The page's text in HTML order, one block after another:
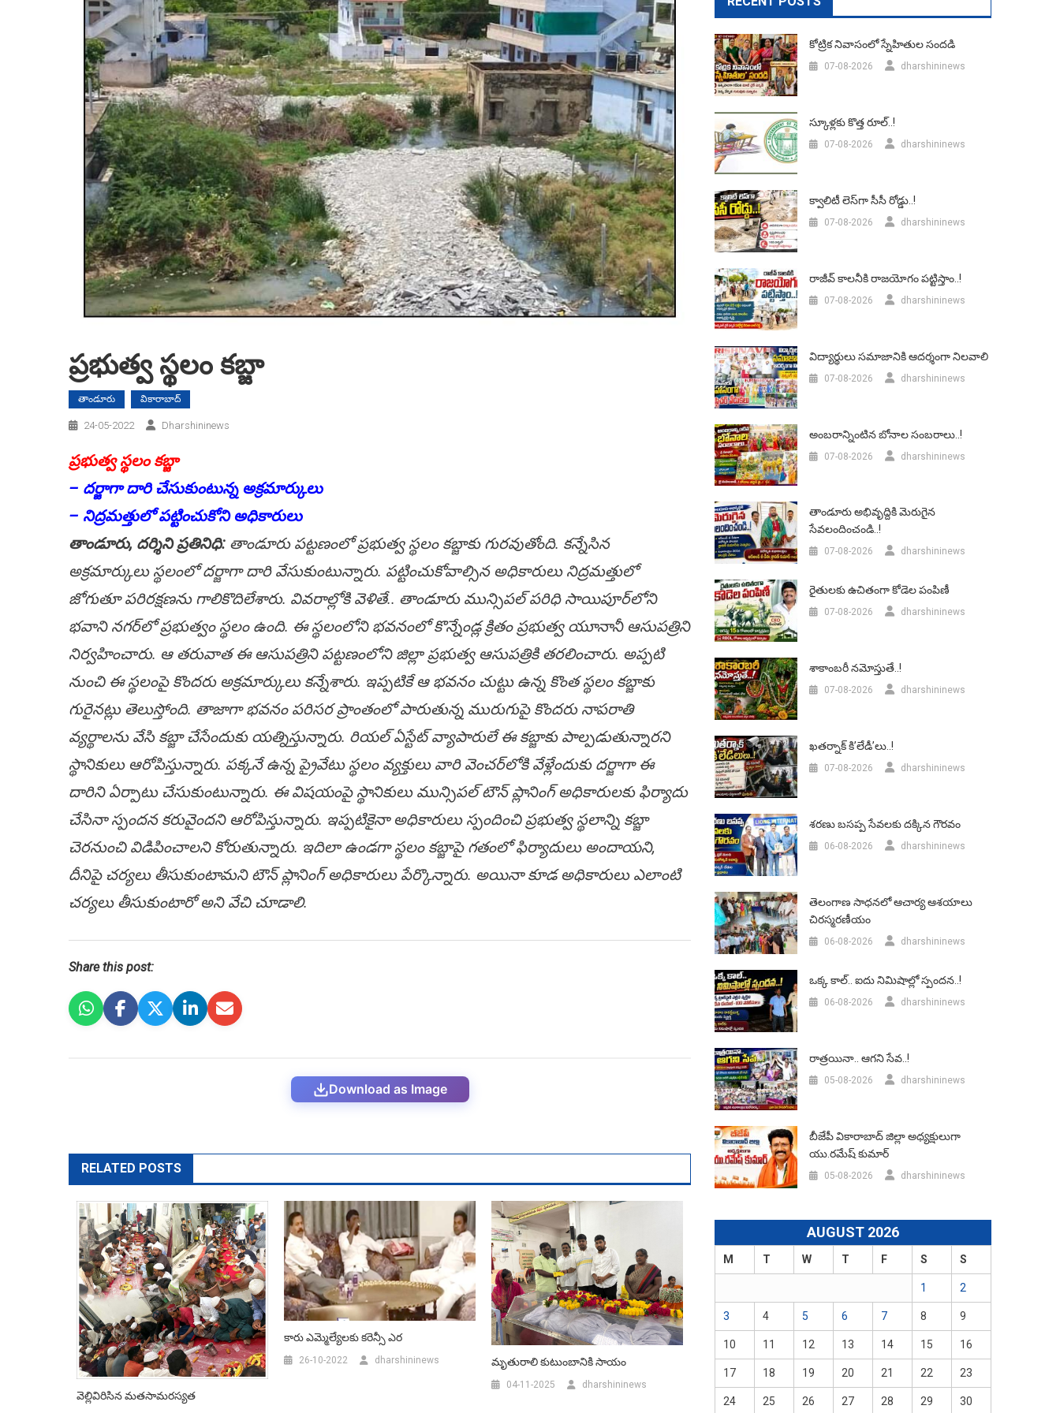
ప్ర‌భుత్వ స్థ‌లం క‌బ్జా
తాండూరు వికారాబాద్
24-05-2022 Dharshininews
ప్ర‌భుత్వ స్థ‌లం క‌బ్జా
– ద‌ర్జాగా దారి చేసుకుంటున్న అక్ర‌మార్కులు
– నిద్రమ‌త్తులో ప‌ట్టించుకోని అధికారులు
తాండూరు, ద‌ర్శిని ప్ర‌తినిధి: తాండూరు ప‌ట్ట‌ణంలో ప్ర‌భుత్వ స్థ‌లం క‌బ్జాకు గుర‌వుతోంది. క‌న్నేసిన
అక్ర‌మార్కులు స్థ‌లంలో ద‌ర్జాగా దారి వేసుకుంటున్నారు. ప‌ట్టించుకోవాల్సిన అధికారులు నిద్ర‌మ‌త్తులో
జోగుతూ ప‌రిర‌క్ష‌ణ‌ను గాలికొదిలేశారు. వివ‌రాల్లోకి వెళితే.. తాండూరు మున్సిప‌ల్ ప‌రిధి సాయిపూర్‌లోని
భ‌వాని న‌గ‌ర్‌లో ప్ర‌భుత్వం స్థ‌లం ఉంది. ఈ స్థ‌లంలోని భ‌వనంలో కొన్నేండ్ల క్రితం ప్ర‌భుత్వ యూనానీ ఆసుప‌త్రిని
నిర్వ‌హించారు. ఆ త‌రువాత ఈ ఆసుప‌త్రిని ప‌ట్ట‌ణంలోని జిల్లా ప్ర‌భుత్వ ఆసుప‌త్రికి త‌ర‌లించారు. అప్ప‌టి
నుంచి ఈ స్థ‌లంపై కొంద‌రు అక్ర‌మార్కులు క‌న్నేశారు. ఇప్ప‌టికే ఆ భ‌వ‌నం చుట్టు ఉన్న కొంత స్థ‌లం క‌బ్జాకు
గురైన‌ట్లు తెలుస్తోంది. తాజాగా భ‌వ‌నం ప‌రిస‌ర ప్రాంతంలో పారుతున్న మురుగుపై కొంద‌రు నాప‌రాతి
వ్య‌ర్థాల‌ను వేసి క‌బ్జా చేసేందుకు య‌త్నిస్తున్నారు. రియ‌ల్ ఏస్టేట్ వ్యాపారులే ఈ క‌బ్జాకు పాల్ప‌డుతున్నార‌ని
స్థానికులు ఆరోపిస్తున్నారు. ప‌క్క‌నే ఉన్న ప్రైవేటు స్థ‌లం వ్య‌క్తులు వారి వెంచ‌ర్‌లోకి వేళ్లేందుకు ద‌ర్జాగా ఈ
దారిని ఏర్పాటు చేసుకుంటున్నారు. ఈ విష‌యంపై స్థానికులు మున్సిప‌ల్ టౌన్ ప్లానింగ్ అధికారుల‌కు ఫిర్యాదు
చేసినా స్పంద‌న క‌రువైంద‌ని ఆరోపిస్తున్నారు. ఇప్ప‌టికైనా అధికారులు స్పందించి ప్ర‌భుత్వ స్థ‌లాన్ని క‌బ్జా
చెర‌నుంచి విడిపించాల‌ని కోరుతున్నారు. ఇదిలా ఉండ‌గా స్థ‌లం క‌బ్జాపై గ‌తంలో ఫిర్యాదులు అందాయ‌ని,
దీనిపై చ‌ర్య‌లు తీసుకుంటామ‌ని టౌన్ ప్లానింగ్ అధికారులు పేర్కొన్నారు. అయినా కూడ అధికారులు ఎలాంటి
చ‌ర్య‌లు తీసుకుంటారో అని వేచి చూడాలి.
Share this post:
Download as Image
RELATED POSTS
వెల్లివిరిసిన మతసామరస్యత
కారు ఎమ్మెల్యేలకు కరెన్సీ ఎర
26-10-2022 dharshininews మృతురాలి కుటుంబానికి సాయం
04-11-2025 dharshininews
కోట్రిక నివాసంలో స్నేహితుల సందడి
07-08-2026 dharshininews
స్కూళ్లకు కొత్త రూల్..!
07-08-2026 dharshininews
క్వాలిటీ లెస్‌గా సీసీ రోడ్డు..!
07-08-2026 dharshininews
రాజీవ్ కాలనీకి రాజయోగం పట్టిస్తాం..!
07-08-2026 dharshininews
విద్యార్థులు సమాజానికి ఆదర్శంగా నిలవాలి
07-08-2026 dharshininews
అంబరాన్నింటిన బోనాల సంబరాలు..!
07-08-2026 dharshininews
తాండూరు అభివృద్దికి మెరుగైన
సేవలందించండి..!
07-08-2026 dharshininews
రైతులకు ఉచితంగా కోడెల పంపిణీ
07-08-2026 dharshininews
శాకాంబరీ నమోస్తుతే..!
07-08-2026 dharshininews
ఖతర్నాక్ కి’లేడీ’లు..!
07-08-2026 dharshininews
శరణు బసప్ప సేవలకు దక్కిన గౌరవం
06-08-2026 dharshininews
తెలంగాణ సాధనలో ఆచార్య ఆశయాలు
చిరస్మరణీయం
06-08-2026 dharshininews
ఒక్క కాల్.. ఐదు నిమిషాల్లో స్పందన..!
06-08-2026 dharshininews
రాత్రయినా.. ఆగని సేవ..!
05-08-2026 dharshininews
బీజేపీ వికారాబాద్‌ జిల్లా అధ్యక్షులుగా
యు.రమేష్‌ కుమార్
05-08-2026 dharshininews
AUGUST 2026
M T W T F S S
1 2
3 4 5 6 7 8 9
10 11 12 13 14 15 16
17 18 19 20 21 22 23
24 25 26 27 28 29 30